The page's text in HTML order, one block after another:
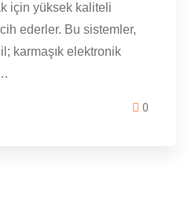
için yüksek kaliteli
ederler. Bu sistemler,
karmaşık elektronik
0